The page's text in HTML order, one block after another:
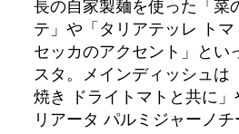
長の自家製麺を使った「菜
テ」や「タリアテッレ ト
セッカのアクセント」とい
スタ。メインディッシュは
焼き ドライトマトと共に
リアータ パルミジャーノ